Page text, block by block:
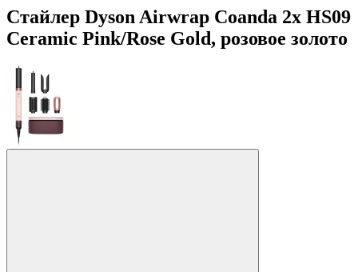
Стайлер Dyson Airwrap Coanda 2x HS09
Ceramic Pink/Rose Gold, розовое золото